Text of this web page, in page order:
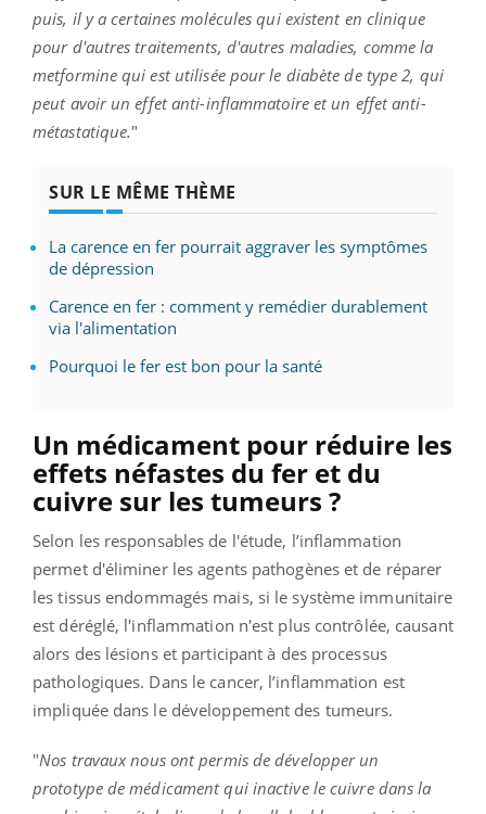
puis, il y a certaines molécules qui existent en clinique
pour d'autres traitements, d'autres maladies, comme la
metformine qui est utilisée pour le diabète de type 2, qui
peut avoir un effet anti-inflammatoire et un effet anti-
métastatique."
SUR LE MÊME THÈME
La carence en fer pourrait aggraver les symptômes
de dépression
Carence en fer : comment y remédier durablement
via l'alimentation
Pourquoi le fer est bon pour la santé
Un médicament pour réduire les
effets néfastes du fer et du
cuivre sur les tumeurs ?
Selon les responsables de l'étude, l’inflammation
permet d'éliminer les agents pathogènes et de réparer
les tissus endommagés mais, si le système immunitaire
est déréglé, l'inflammation n'est plus contrôlée, causant
alors des lésions et participant à des processus
pathologiques. Dans le cancer, l’inflammation est
impliquée dans le développement des tumeurs.
"Nos travaux nous ont permis de développer un
prototype de médicament qui inactive le cuivre dans la